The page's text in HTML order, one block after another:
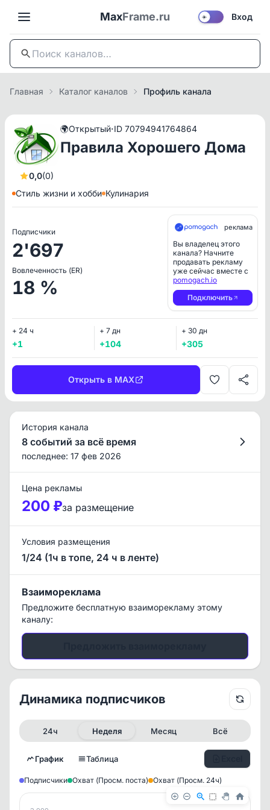
MaxFrame.ru ☀️ Вход
Главная Каталог каналов Профиль канала
0,0(0)
🌍Открытый·ID 70794941764864
Правила Хорошего Дома
Стиль жизни и хобби Кулинария
Подписчики
2'697
Вовлеченность (ER)
18 %
реклама
Вы владелец этого
канала? Начните
продавать рекламу
уже сейчас вместе с
pomogach.io
Подключить
+ 24 ч
+1
+ 7 дн
+104
+ 30 дн
+305
Открыть в MAX
История канала
8 событий за всё время
последнее: 17 фев 2026
Цена рекламы
200 ₽за размещение
Условия размещения
1/24 (1ч в топе, 24 ч в ленте)
Взаимореклама
Предложите бесплатную взаиморекламу этому
каналу:
Динамика подписчиков
24ч Неделя Месяц Всё
График Таблица
Подписчики Охват (Просм. поста) Охват (Просм. 24ч)